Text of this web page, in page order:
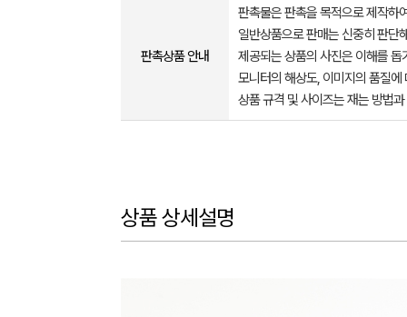
판촉상품 안내
판촉물은 판촉을 목적으로 제작하
일반상품으로 판매는 신중히 판단
제공되는 상품의 사진은 이해를
모니터의 해상도, 이미지의 품질
상품 규격 및 사이즈는 재는 방법
상품 상세설명